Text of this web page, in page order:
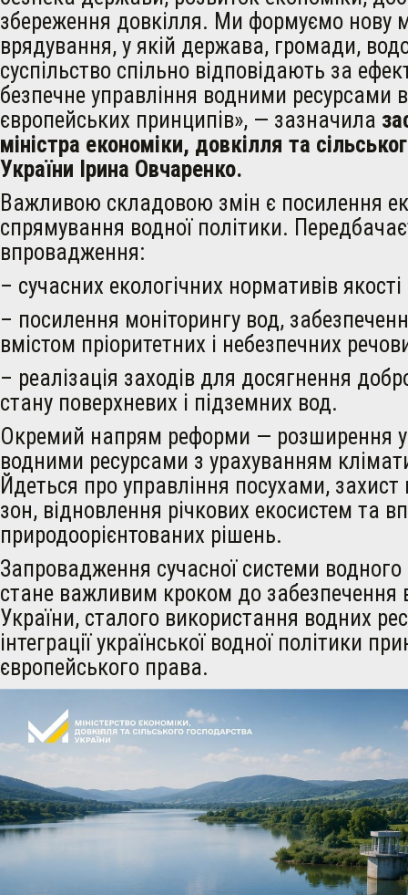
збереження довкілля. Ми формуємо нову
врядування, у якій держава, громади,
суспільство спільно відповідають за
безпечне управління водними ресурсами
європейських принципів», — зазначила
міністра економіки, довкілля та
України Ірина Овчаренко.
Важливою складовою змін є посилення
спрямування водної політики.
впровадження:
– сучасних екологічних нормативів
– посилення моніторингу вод,
вмістом пріоритетних і небезпечних
– реалізація заходів для досягнення
стану поверхневих і підземних вод.
Окремий напрям реформи — розширення
водними ресурсами з урахуванням
Йдеться про управління посухами,
зон, відновлення річкових екосистем та
природоорієнтованих рішень.
Запровадження сучасної системи
стане важливим кроком до забезпечення
України, сталого використання водних
інтеграції української водної політики
європейського права.